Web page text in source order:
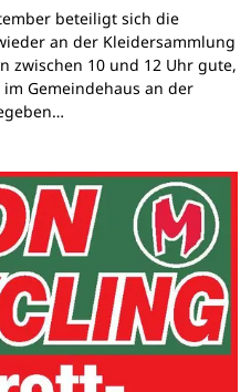
beteiligt sich die
an der Kleidersammlung
zwischen 10 und 12 Uhr gute,
Gemeindehaus an der